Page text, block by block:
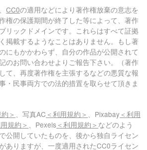
CC0の適用などにより著作権放棄の意志を
権の保護期間が終了した等によって、著作
リックドメインです。これらはすべて証拠
掲載するようなことはありません。もし著
にもかかわらず、自分の作品が公開されて
のお問い合わせよりご報告下さい。（著作
て、再度著作権を主張するなどの悪質な報
・民事両方での法的措置を取らせて頂きま
＞ 、写真AC ＜利用規約＞ 、Pixabay ＜利用
規約＞ 、Pexels ＜利用規約＞ などのよう
公開していたものを、後から独自ライセン
ありますが、一度適用されたCC0ライセン